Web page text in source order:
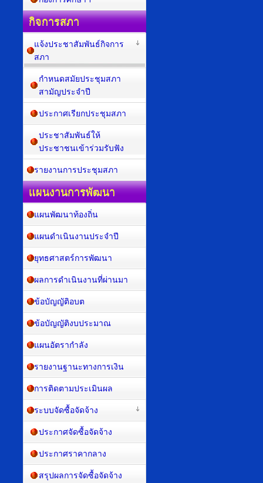
กิจการสภา
แจ้งประชาสัมพันธ์กิจการ
สภา
กำหนดสมัยประชุมสภา
สามัญประจำปี
ประกาศเรียกประชุมสภา
ประชาสัมพันธ์ให้
ประชาชนเข้าร่วมรับฟัง
รายงานการประชุมสภา
แผนงานการพัฒนา
แผนพัฒนาท้องถิ่น
แผนดำเนินงานประจำปี
ยุทธศาสตร์การพัฒนา
ผลการดำเนินงานที่ผ่านมา
ข้อบัญญัติอบต
ข้อบัญญัติงบประมาณ
แผนอัตรากำลัง
รายงานฐานะทางการเงิน
การติดตามประเมินผล
ระบบจัดซื้อจัดจ้าง
ประกาศจัดซื้อจัดจ้าง
ประกาศราคากลาง
สรุปผลการจัดซื้อจัดจ้าง